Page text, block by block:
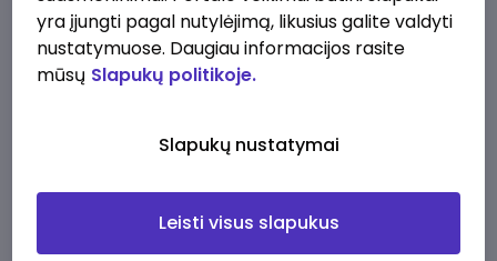
prieš 19 val.
Veiklos užtikrinimo ir atitikties vyr. ekspertas
(-ė) (Kaunas) (Kaunas, LT)
yra įjungti pagal nutylėjimą, likusius galite valdyti
nustatymuose. Daugiau informacijos rasite
mūsų Slapukų politikoje.
Slapukų nustatymai
Leisti visus slapukus